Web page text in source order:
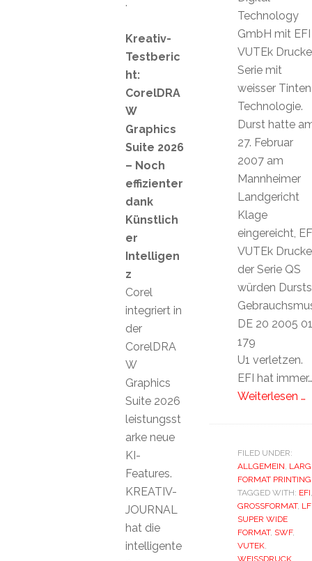
Technology
GmbH mit EFI
VUTEk
Serie mit
weisser
Technologie.
Durst hatte
27. Februar
2007 am
Mannheimer
Landgericht
Klage
eingereicht,
VUTEk
der Serie QS
würden Dursts
DE 20 2005
179
U1 verletzen.
EFI hat immer…
Weiterlesen …
FILED UNDER:
ALLGEMEIN,
FORMAT PRINTING
TAGGED WITH: EFI,
GROSSFORMAT,
SUPER WIDE
FORMAT, SWF,
VUTEK,
WEISSDRUCK
Kreativ-
Testberic
ht:
CorelDRA
W
Graphics
Suite 2026
– Noch
effizienter
dank
Künstlich
er
Intelligen
z
Corel
integriert in
der
CorelDRA
W
Graphics
Suite 2026
leistungsst
arke neue
KI-
Features.
KREATIV-
JOURNAL
hat die
intelligente